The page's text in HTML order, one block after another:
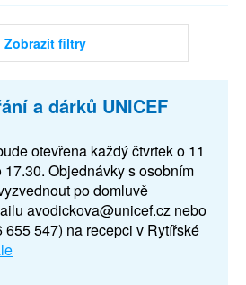
Zobrazit filtry
a dárků UNICEF
otevřena každý čtvrtek o 11
Objednávky s osobním
po domluvě
avodickova@unicef.cz nebo
547) na recepci v Rytířské